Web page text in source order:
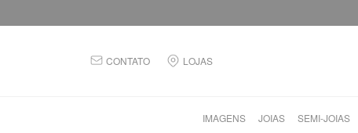
CONTATO LOJAS
IMAGENS JOIAS SEMI-JOIAS